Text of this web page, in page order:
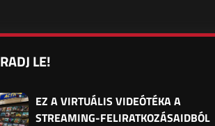
LE!
EZ A VIRTUÁLIS VIDEÓTÉKA A
STREAMING-FELIRATKOZÁSAIDBÓL